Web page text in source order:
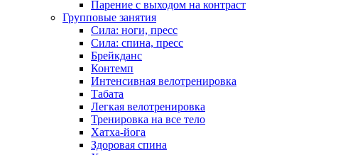
Парение с выходом на контраст
Групповые занятия
Сила: ноги, пресс
Сила: спина, пресс
Брейкданс
Контемп
Интенсивная велотренировка
Табата
Легкая велотренировка
Тренировка на все тело
Хатха-йога
Здоровая спина